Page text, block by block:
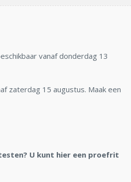
vanaf donderdag 13
zaterdag 15 augustus. Maak een
U kunt hier een proefrit